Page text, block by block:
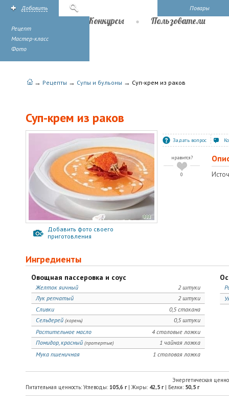
Повары
Добавить
Рецепт
Мастер-класс
Фото
Конкурсы Пользователи
→ Рецепты → Супы и бульоны → Суп-крем из раков
Суп-крем из раков
Добавить фото своего
приготовления
Задать вопрос
нравится?
0
Ингредиенты
Овощная пассеровка и соус
2 штуки
Желток яичный
2 штуки
Лук репчатый
0,5 стакана
Сливки
0,5 штуки
Сельдерей (корень)
4 столовые ложки
Растительное масло
1 чайная ложка
Помидор, красный (протертые)
1 столовая ложка
Мука пшеничная
Энергетическая
Питательная ценность: Углеводы: 105,6 г| Жиры: 42,5 г| Белки: 50,5 г